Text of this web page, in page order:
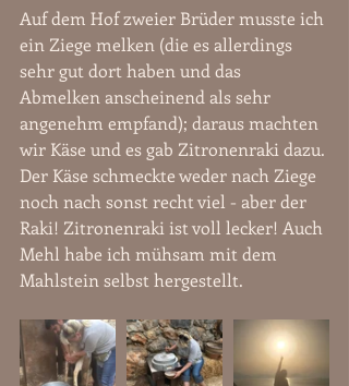
Auf dem Hof zweier Brüder musste ich
ein Ziege melken (die es allerdings
sehr gut dort haben und das
Abmelken anscheinend als sehr
angenehm empfand); daraus machten
wir Käse und es gab Zitronenraki dazu.
Der Käse schmeckte weder nach Ziege
noch nach sonst recht viel - aber der
Raki! Zitronenraki ist voll lecker! Auch
Mehl habe ich mühsam mit dem
Mahlstein selbst hergestellt.